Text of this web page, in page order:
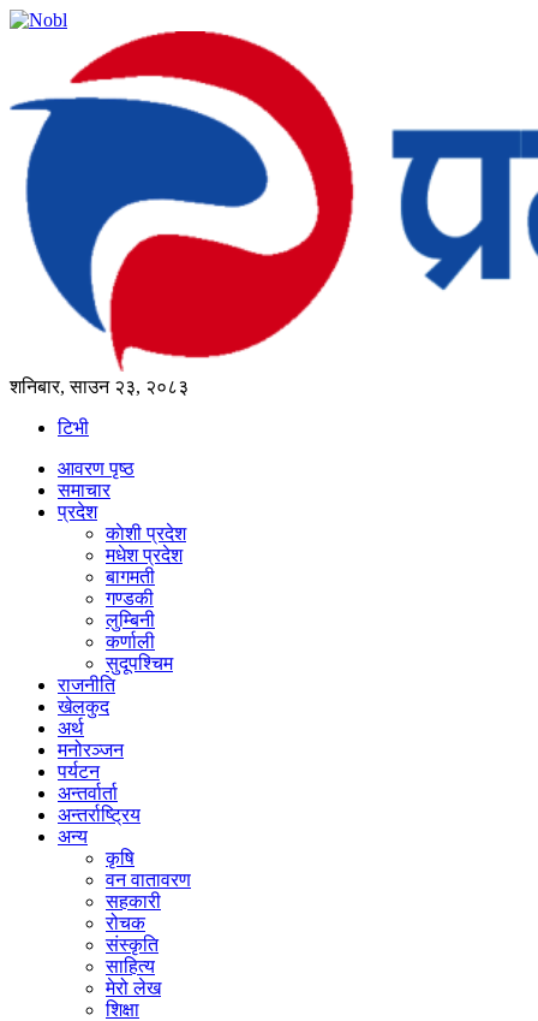
शनिबार, साउन २३, २०८३
टिभी
आवरण पृष्‍ठ
समाचार
प्रदेश
काेशी प्रदेश
मधेश प्रदेश
बागमती
गण्डकी
लुम्बिनी
कर्णाली
सुदूपश्‍चिम
राजनीति
खेलकुद
अर्थ
मनोरञ्‍जन
पर्यटन
अन्तर्वार्ता
अन्तर्राष्‍ट्रिय
अन्य
कृषि
वन वातावरण
सहकारी
रोचक
संस्कृति
साहित्य
मेरो लेख
शिक्षा